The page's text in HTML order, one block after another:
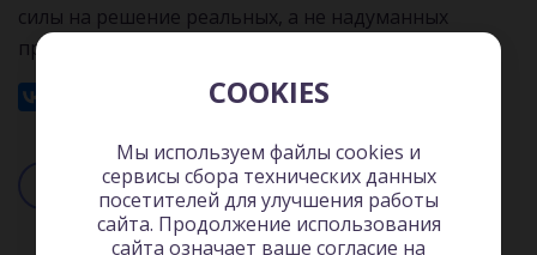
силы на решение реальных, а не надуманных
проблем.
29 мин.
Читать Слушать
COOKIES
Мы используем файлы cookies и
сервисы сбора технических данных
посетителей для улучшения работы
сайта. Продолжение использования
сайта означает ваше согласие на